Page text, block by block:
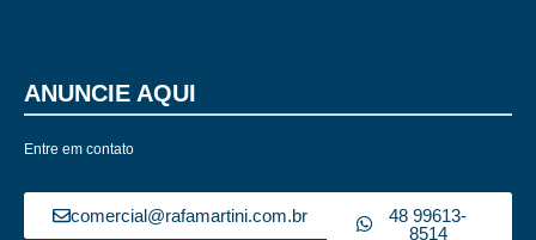
ANUNCIE AQUI
Entre em contato
comercial@rafamartini.com.br
48 99613-
8514